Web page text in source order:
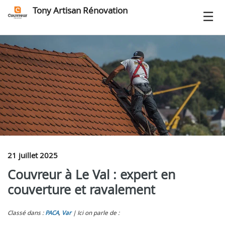
Tony Artisan Rénovation
21 juillet 2025
Couvreur à Le Val : expert en
couverture et ravalement
Classé dans : PACA, Var Ici on parle de :